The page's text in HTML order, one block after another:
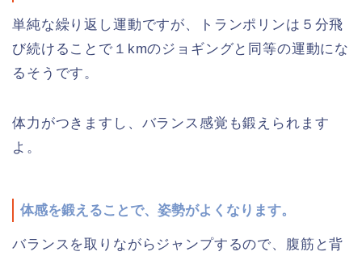
単純な繰り返し運動ですが、トランポリンは５分飛
び続けることで１kmのジョギングと同等の運動にな
るそうです。
体力がつきますし、バランス感覚も鍛えられます
よ。
体感を鍛えることで、姿勢がよくなります。
バランスを取りながらジャンプするので、腹筋と背